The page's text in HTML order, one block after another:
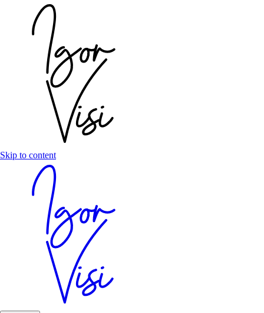
Skip to content